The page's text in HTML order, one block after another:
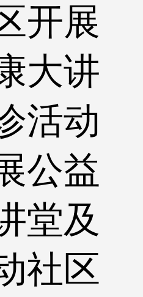
开展
大讲
活动
公益
堂及
社区